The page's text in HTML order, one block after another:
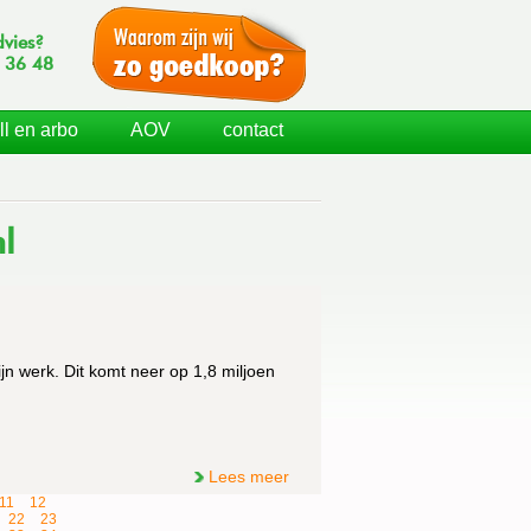
36 48
werk. Dit komt neer op 1,8 miljoen
Lees meer
11
12
22
23
en arbo AOV contact